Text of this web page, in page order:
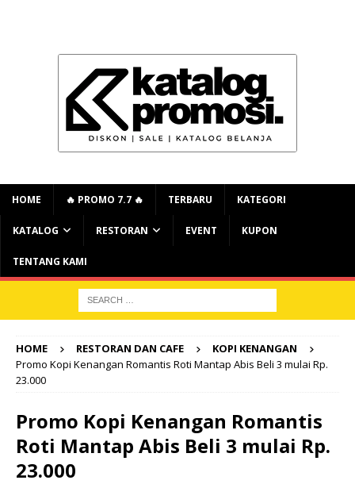
HOME 🔥 PROMO 7.7 🔥 TERBARU KATEGORI
KATALOG RESTORAN EVENT KUPON
TENTANG KAMI
HOME RESTORAN DAN CAFE
KOPI KENANGAN
Promo Kopi Kenangan Romantis Roti Mantap Abis Beli 3 mulai Rp.
23.000
Promo Kopi Kenangan Romantis
Roti Mantap Abis Beli 3 mulai Rp.
23.000